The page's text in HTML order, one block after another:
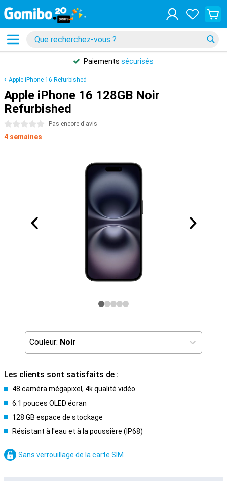
Paiements sécurisés
Apple iPhone 16 Refurbished
Apple iPhone 16 128GB Noir
Refurbished
0 étoiles Pas encore d'avis
4 semaines
Couleur: Noir
Les clients sont satisfaits de :
48 caméra mégapixel, 4k qualité vidéo
6.1 pouces OLED écran
128 GB espace de stockage
Résistant à l'eau et à la poussière (IP68)
Sans verrouillage de la carte SIM